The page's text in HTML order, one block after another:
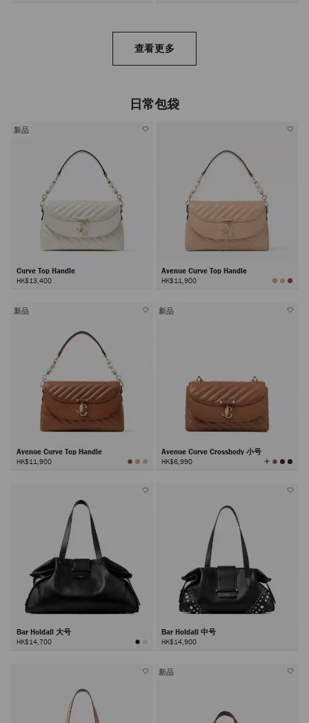
查看更多
日常包袋
新品
Curve Top Handle
HK$13,400
Avenue Curve Top Handle
HK$11,900
新品
Avenue Curve Top Handle
HK$11,900
新品
Avenue Curve Crossbody 小号
HK$6,990 查
看
Bar Holdall 大号
HK$14,700
Bar Holdall 中号
HK$14,900
新品